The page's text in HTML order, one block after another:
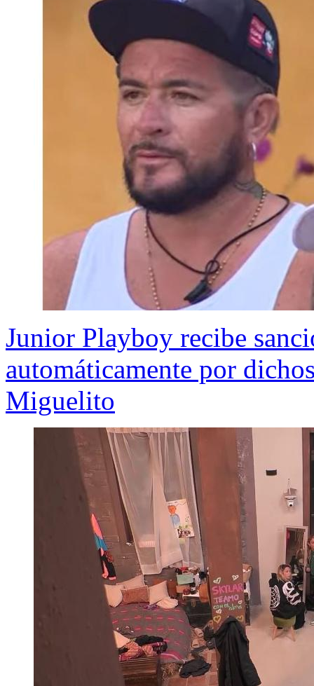
Junior Playboy recibe
automáticamente por
Miguelito